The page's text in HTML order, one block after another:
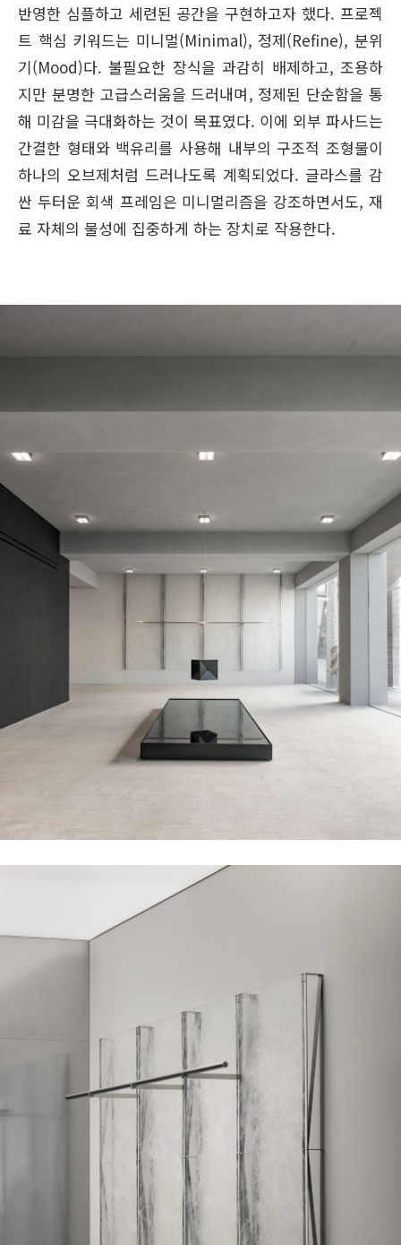
반영한 심플하고 세련된 공간을 구현하고자 했다. 프로젝
트 핵심 키워드는 미니멀(Minimal), 정제(Refine), 분위
기(Mood)다. 불필요한 장식을 과감히 배제하고, 조용하
지만 분명한 고급스러움을 드러내며, 정제된 단순함을 통
해 미감을 극대화하는 것이 목표였다. 이에 외부 파사드는
간결한 형태와 백유리를 사용해 내부의 구조적 조형물이
하나의 오브제처럼 드러나도록 계획되었다. 글라스를 감
싼 두터운 회색 프레임은 미니멀리즘을 강조하면서도, 재
료 자체의 물성에 집중하게 하는 장치로 작용한다.